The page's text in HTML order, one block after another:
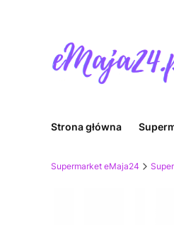
Strona główna
Supermarket eMaja24